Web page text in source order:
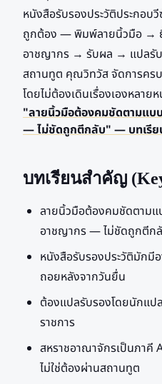
หนังสือรับรองประวัติประกอบ
ถูกต้อง — พิมพ์ลายนิ้วมือ →
อาชญากร → รับผล → แปลรั
สถานทูต คุณวิทวัส จัดการคร
โดยไม่ต้องเดินเรื่องเองหลาย
"ลายนิ้วมือต้องคมชัดตามแบ
— ไม่ชัดถูกตีกลับ" — บทเรีย
บทเรียนสำคัญ
ลายนิ้วมือต้องคมชัดตามแ
อาชญากร — ไม่ชัดถูกตีก
หนังสือรับรองประวัติมักมี
ถอยหลังจากวันยื่น
ต้องแปลรับรองโดยนักแป
ราชการ
สหราชอาณาจักรเป็นภาคี
ไม่ใช่ต้องผ่านสถานทูต